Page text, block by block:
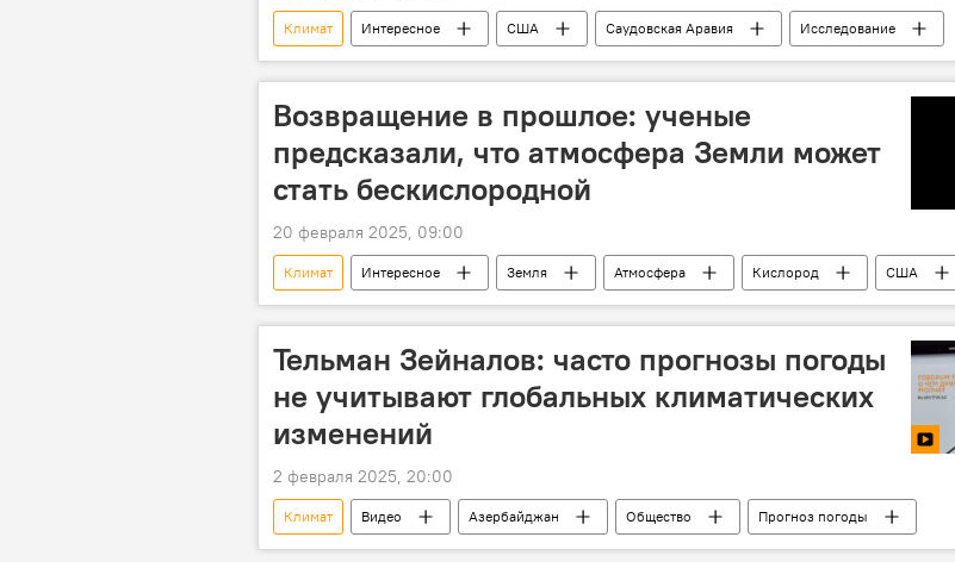
Климат Интересное США Саудовская Аравия
Исследование
Осадки
фауна Ближний Восток Красное море
Возвращение в прошлое: ученые
предсказали, что атмосфера Земли может
стать бескислородной
20 февраля 2025, 09:00
Климат Интересное Земля Атмосфера Кислород
США
Космос
Солнце
Тельман Зейналов: часто прогнозы погоды
не учитывают глобальных климатических
изменений
2 февраля 2025, 20:00
Климат Видео Азербайджан Общество
Прогноз погоды
Погодные условия
Изменения климата Зима
Парниковые газы